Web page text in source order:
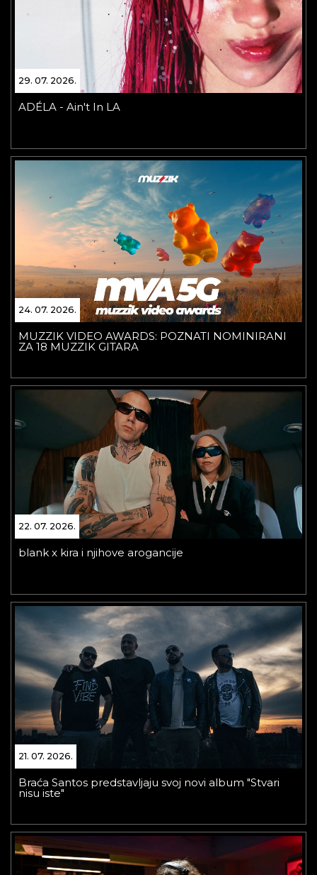
29. 07. 2026.
ADÉLA - Ain't In LA
24. 07. 2026.
MUZZIK VIDEO AWARDS: POZNATI NOMINIRANI
ZA 18 MUZZIK GITARA
22. 07. 2026.
blank x kira i njihove arogancije
21. 07. 2026.
Braća Santos predstavljaju svoj novi album "Stvari
nisu iste"